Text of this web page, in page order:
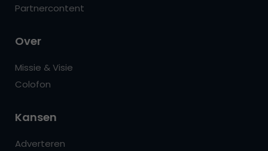
Partnercontent
Over
Missie & Visie
Colofon
Kansen
Adverteren